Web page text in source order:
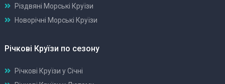
Різдвяні Морські Круїзи
Новорічні Морські Круїзи
Річкові Круїзи по сезону
Річкові Круїзи у Січні